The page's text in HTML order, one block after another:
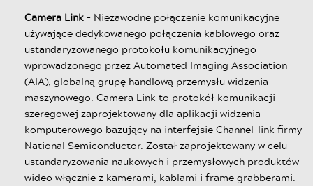
Camera Link- Niezawodne połączenie komunikacyjne
używające dedykowanego połączenia kablowego oraz
ustandaryzowanego protokołu komunikacyjnego
wprowadzonego przez Automated Imaging Association
(AIA), globalną grupę handlową przemysłu widzenia
maszynowego. Camera Link to protokół komunikacji
szeregowej zaprojektowany dla aplikacji widzenia
komputerowego bazujący na interfejsie Channel-link firmy
National Semiconductor. Został zaprojektowany w celu
ustandaryzowania naukowych i przemysłowych produktów
wideo włącznie z kamerami, kablami i frame grabberami.